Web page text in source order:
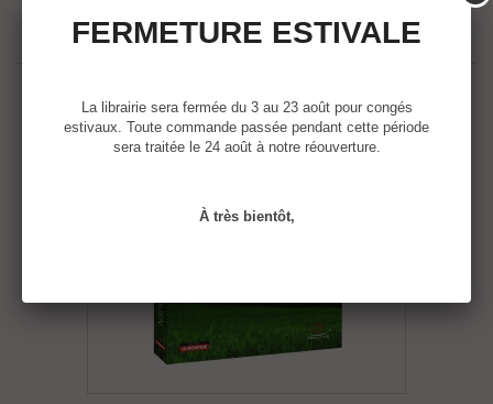
FERMETURE ESTIVALE
La librairie sera fermée du 3 au 23 août pour congés
estivaux. Toute commande passée pendant cette période
sera traitée le 24 août à notre réouverture.
À très bientôt,